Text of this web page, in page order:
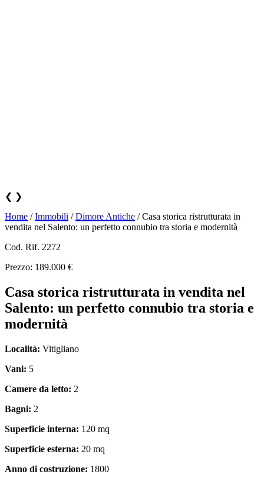
❮ ❯
Home /Immobili /Dimore Antiche /Casa storica ristrutturata in
vendita nel Salento: un perfetto connubio tra storia e modernità
Cod. Rif. 2272
Prezzo: 189.000 €
Casa storica ristrutturata in vendita nel
Salento: un perfetto connubio tra storia e
modernità
Località: Vitigliano
Vani: 5
Camere da letto: 2
Bagni: 2
Superficie interna: 120 mq
Superficie esterna: 20 mq
Anno di costruzione: 1800